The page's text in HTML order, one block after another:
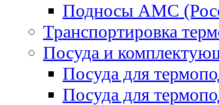
Подносы AMC
Транспортировка
Посуда и
Посуда для
Посуда для